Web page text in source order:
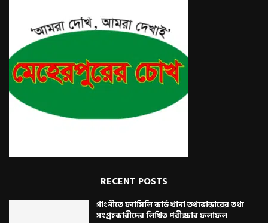
RECENT POSTS
গাংনীতে ফ্যামিলি কার্ড খানা তথ্যভান্ডারের তথ্য
সংগ্রহকারীদের লিখিত পরীক্ষার ফলাফল